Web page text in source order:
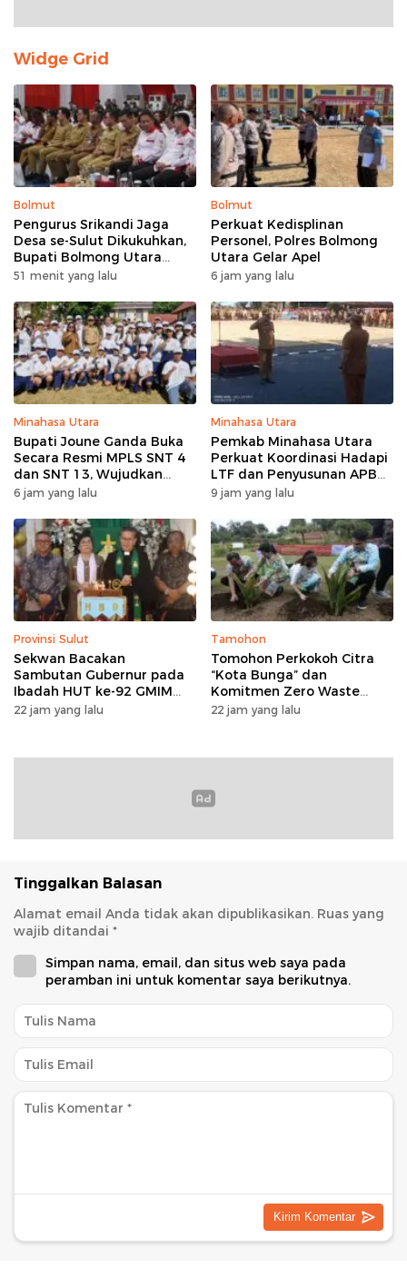
Widge Grid
Bolmut
Pengurus Srikandi Jaga
Desa se-Sulut Dikukuhkan,
Bupati Bolmong Utara
Sampaikan Pesan ini
51 menit yang lalu
Bolmut
Perkuat Kedisplinan
Personel, Polres Bolmong
Utara Gelar Apel
6 jam yang lalu
Minahasa Utara
Bupati Joune Ganda Buka
Secara Resmi MPLS SNT 4
dan SNT 13, Wujudkan
Sinergi Pendidikan Menuju
6 jam yang lalu
Minahasa Utara
Pemkab Minahasa Utara
Perkuat Koordinasi Hadapi
LTF dan Penyusunan APBD
2027 lewat Apel Bersama
9 jam yang lalu
Provinsi Sulut
Sekwan Bacakan
Sambutan Gubernur pada
Ibadah HUT ke-92 GMIM
Syalom Molas: Ajakan
22 jam yang lalu
Tamohon
Tomohon Perkokoh Citra
“Kota Bunga” dan
Komitmen Zero Waste
lewat Penanaman Bunga
22 jam yang lalu
Tinggalkan Balasan
Alamat email Anda tidak akan dipublikasikan. Ruas yang
wajib ditandai *
Simpan nama, email, dan situs web saya pada
peramban ini untuk komentar saya berikutnya.